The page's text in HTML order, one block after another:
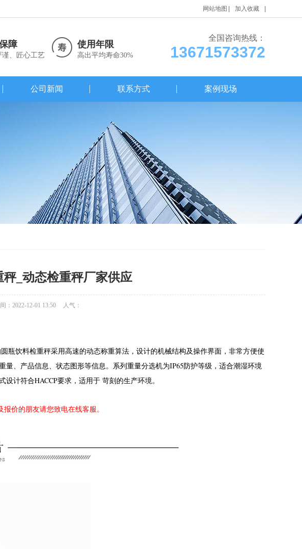
网站地图 加入收藏
障
谨、匠心工艺
使用年限
高出平均寿命30%
全国咨询热线：
13671573372
公司新闻 联系方式 案例现场
秤_动态检重秤厂家供应
：2022-12-01 13:50 人气：
瓶饮料检重秤采用高速的动态称重算法，设计的机械结构及操作界面，非常方便使
量、产品信息、状态图形等信息。系列重量分选机为IP65防护等级，适合潮湿环境
计符合HACCP要求，适用于 苛刻的生产环境。
价的朋友请您致电在线客服。